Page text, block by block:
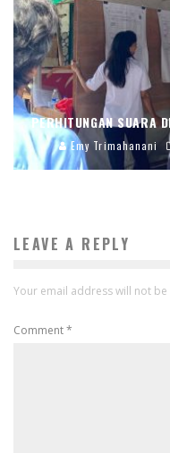
PERHITUNGAN SUARA
Emy Trimahanani
LEAVE A REPLY
Your email address will not
Comment*